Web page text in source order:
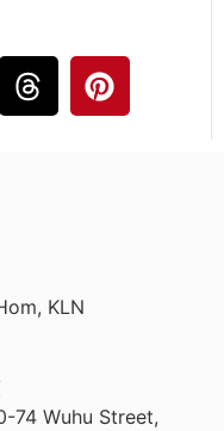
KLN
74 Wuhu Street,